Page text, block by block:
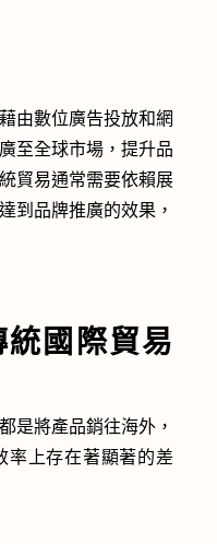
由數位廣告投放和網
至全球市場，提升品
貿易通常需要依賴展
到品牌推廣的效果，
國際貿易
是將產品銷往海外，
率上存在著顯著的差